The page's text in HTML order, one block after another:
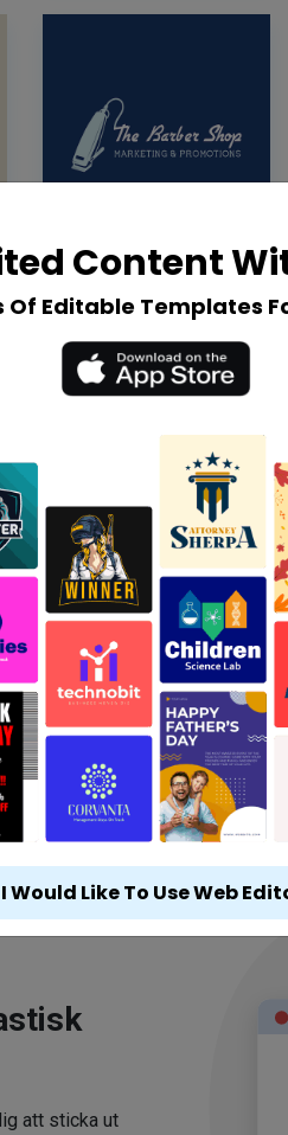
att sticka ut
Content
Editable Templates
I Would Like To Use Web